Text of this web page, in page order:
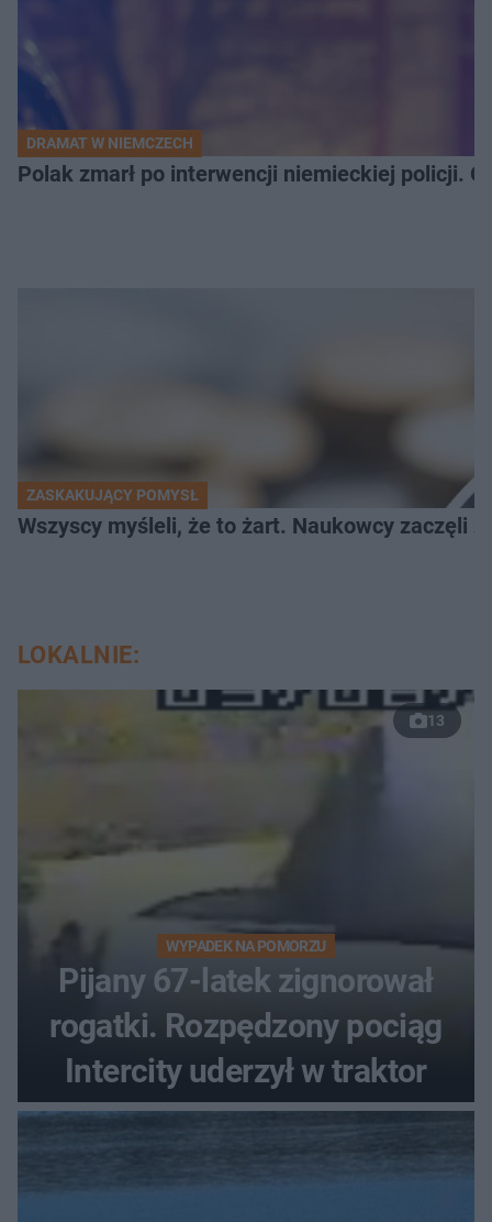
DRAMAT W NIEMCZECH
Polak zmarł po interwencji niemieckiej policji.
ZASKAKUJĄCY POMYSŁ
Wszyscy myśleli, że to żart. Naukowcy zaczęli
LOKALNIE:
13
WYPADEK NA POMORZU
Pijany 67-latek zignorował
rogatki. Rozpędzony pociąg
Intercity uderzył w traktor